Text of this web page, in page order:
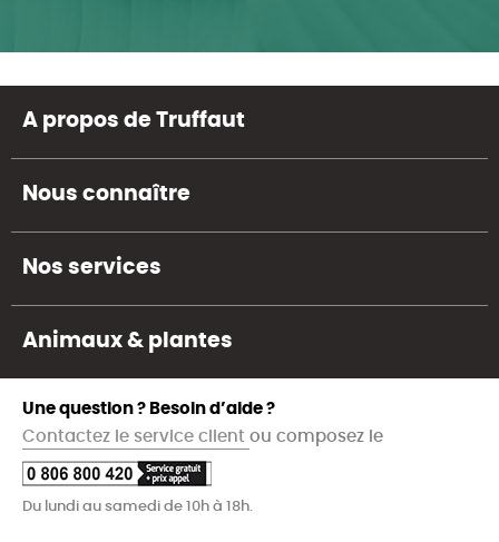
A propos de Truffaut
Nous connaître
Nos services
Animaux & plantes
Une question ? Besoin d’aide ?
Contactez le service client ou composez le
Du lundi au samedi de 10h à 18h.